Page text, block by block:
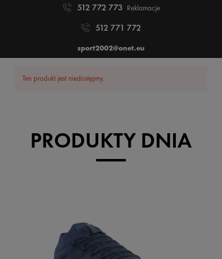
512 772 773 Reklamacje
512 771 772
sport2002@onet.eu
Ten produkt jest niedostępny.
PRODUKTY DNIA